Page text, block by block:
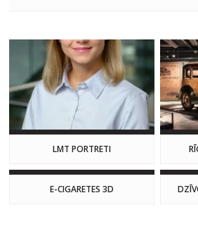
LMT PORTRETI
E-CIGARETES 3D